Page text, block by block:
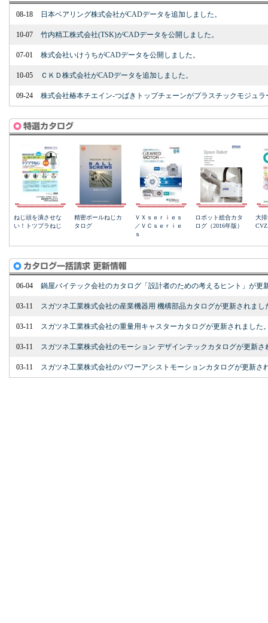
08-18 日本ベアリング株式会社がCADデータを追加しました。
10-07 竹内精工株式会社(TSK)がCADデータを公開しました。
07-01 株式会社いけうちがCADデータを公開しました。
10-05 ＣＫＤ株式会社がCADデータを追加しました。
09-24 株式会社椿本チエイン-つばきトップチェーンがプラスチックモジュ
06-04 鍋屋バイテック会社のカタログ「設計者のための考えるヒント」が更
03-11 スガツネ工業株式会社の産業機器用 機構部品カタログが更新されまし
03-11 スガツネ工業株式会社の重量用キャスターカタログが更新されました
03-11 スガツネ工業株式会社のモーション デザインテックカタログが更新さ
03-11 スガツネ工業株式会社のパワーアシストモーションカタログが更新さ